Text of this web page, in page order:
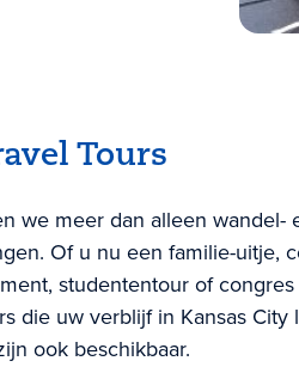
Tours
we meer dan alleen wandel-
Of u nu een familie-uitje,
studententour of
die uw verblijf in Kansas City
ook beschikbaar.